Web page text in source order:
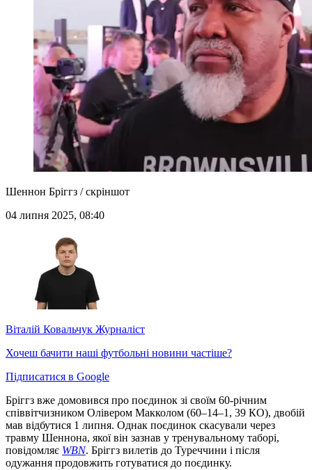
Шеннон Бріггз / скріншот
04 липня 2025, 08:40
Віталій Ковальчук Журналіст
Хочеш бачити наші футбольні новини частіше?
Підписатися в Google
Бріггз вже домовився про поєдинок зі своїм 60-річним
співвітчизником Олівером Макколом (60–14–1, 39 КО), двобій
мав відбутися 1 липня. Однак поєдинок скасували через
травму Шеннона, якої він зазнав у тренувальному таборі,
повідомляє WBN. Бріггз вилетів до Туреччини і після
одужання продовжить готуватися до поєдинку.